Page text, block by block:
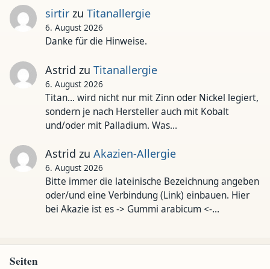
sirtirzu Titanallergie
6. August 2026
Danke für die Hinweise.
Astrid zu Titanallergie
6. August 2026
Titan... wird nicht nur mit Zinn oder Nickel legiert,
sondern je nach Hersteller auch mit Kobalt
und/oder mit Palladium. Was…
Astrid zu Akazien-Allergie
6. August 2026
Bitte immer die lateinische Bezeichnung angeben
oder/und eine Verbindung (Link) einbauen. Hier
bei Akazie ist es -> Gummi arabicum <-…
Seiten